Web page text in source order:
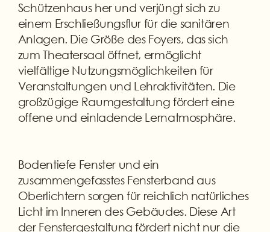
Schützenhaus her und verjüngt sich zu
einem Erschließungsflur für die sanitären
Anlagen. Die Größe des Foyers, das sich
zum Theatersaal öffnet, ermöglicht
vielfältige Nutzungsmöglichkeiten für
Veranstaltungen und Lehraktivitäten. Die
großzügige Raumgestaltung fördert eine
offene und einladende Lernatmosphäre.
Bodentiefe Fenster und ein
zusammengefasstes Fensterband aus
Oberlichtern sorgen für reichlich natürliches
Licht im Inneren des Gebäudes. Diese Art
der Fenstergestaltung fördert nicht nur die